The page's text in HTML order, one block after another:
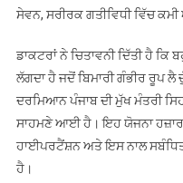
ਸੇਵਨ, ਸਰੀਰਕ ਗਤੀਵਿਧੀ ਵਿੱਚ
ਡਾਕਟਰਾਂ ਨੇ ਚਿਤਾਵਨੀ ਦਿੱਤੀ ਹੈ ਕਿ
ਲੱਗਦਾ ਹੈ ਜਦੋਂ ਬਿਮਾਰੀ ਗੰਭੀਰ ਰੂਪ
ਦਰਮਿਆਨ ਪੰਜਾਬ ਦੀ ਮੁੱਖ ਮੰਤਰੀ
ਸਾਹਮਣੇ ਆਈ ਹੈ। ਇਹ ਯੋਜਨਾ
ਹਾਈਪਰਟੈਂਸ਼ਨ ਅਤੇ ਇਸ ਨਾਲ
ਹੈ।